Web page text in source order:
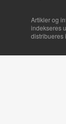
Artikler og
indekseres
distribueres